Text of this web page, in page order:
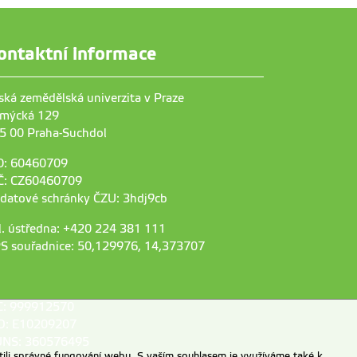
informace
zemědělská univerzita v Praze
129
00 Praha-Suchdol
60460709
CZ60460709
datové schránky ČZU: 3hdj9cb
ústředna: +420 224 381 111
souřadnice: 50,129976, 14,373707